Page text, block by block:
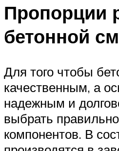
Пропорции
бетонной
Для того чтобы
качественным, а
надежным и
выбрать
компонентов. В